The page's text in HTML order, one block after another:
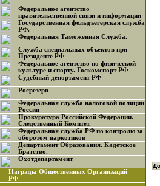
Федеральное агентство
правительственной связи и информации
Государственная фельдъегерская служба
РФ.
Федеральная Таможенная Служба.
Служба специальных объектов при
Президенте РФ
Федеральное агентство по физической
культуре и спорту. Госкомспорт РФ
Судебный депортамент РФ
Росрезерв
Федеральная служба налоговой полиции
России
Прокуратура Российской Федерации.
Следственный Комитет.
Федеральная служба РФ по контролю за
оборотом наркотиков
Департамент Образования. Кадетское
Братство.
Охотдепартамент
Награды Общественных Организаций
РФ